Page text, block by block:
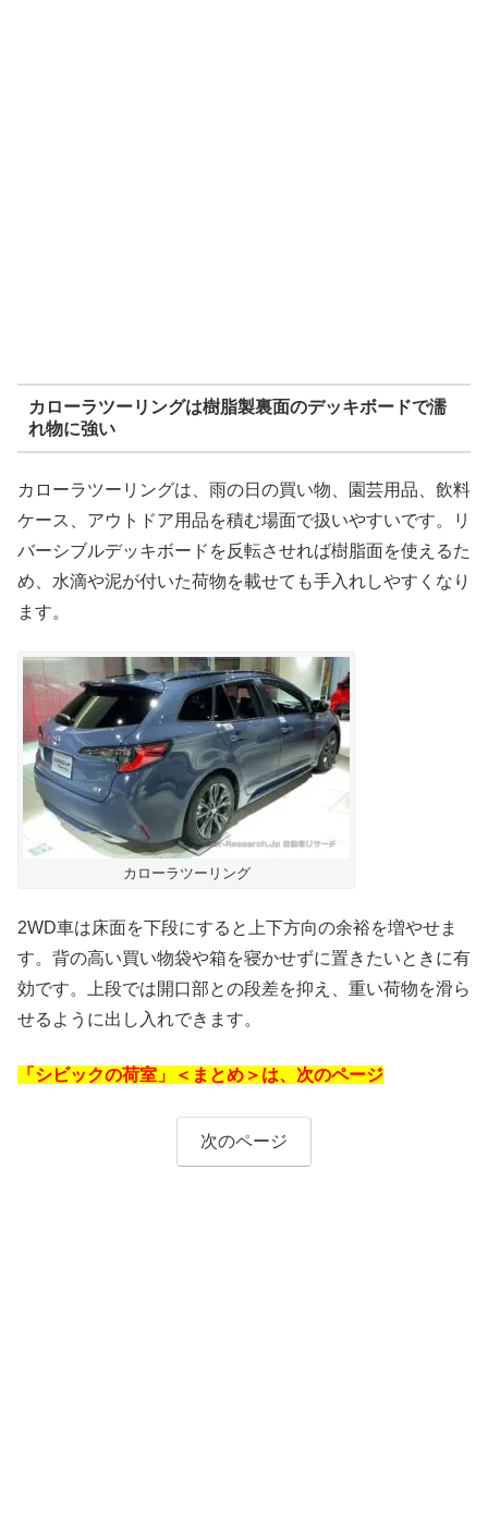
カローラツーリングは樹脂製裏面のデッキボードで濡
れ物に強い
カローラツーリングは、雨の日の買い物、園芸用品、飲料
ケース、アウトドア用品を積む場面で扱いやすいです。リ
バーシブルデッキボードを反転させれば樹脂面を使えるた
め、水滴や泥が付いた荷物を載せても手入れしやすくなり
ます。
カローラツーリング
2WD車は床面を下段にすると上下方向の余裕を増やせま
す。背の高い買い物袋や箱を寝かせずに置きたいときに有
効です。上段では開口部との段差を抑え、重い荷物を滑ら
せるように出し入れできます。
「シビックの荷室」＜まとめ＞は、次のページ
次のページ